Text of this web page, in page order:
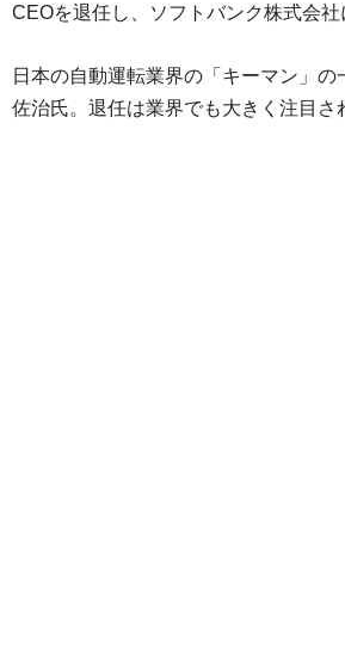
CEOを退任し、ソフトバンク株式会社
日本の自動運転業界の「キーマン」の
佐治氏。退任は業界でも大きく注目さ